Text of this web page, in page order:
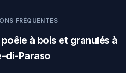
FRÉQUENTES
à bois et granulés à
di-Paraso